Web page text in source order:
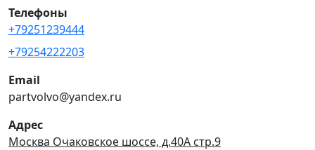
Телефоны
+79251239444
+79254222203
Email
partvolvo@yandex.ru
Адрес
Москва Очаковское шоссе, д.40А стр.9